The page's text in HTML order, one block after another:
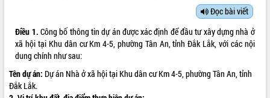
SỞ, BAN, NGÀNH
UBND CÁC XÃ, PHƯỜNG
THÔNG TIN CHỈ ĐẠO ĐIỀU HÀNH
Đọc bài viết
Điều 1.Công bố thông tin dự án được xác định để đầu tư xây dựng nhà ở
xã hội tại Khu dân cư Km 4-5, phường Tân An, tỉnh Đắk Lắk, với các nội
dung chính như sau:
Tên dự án: Dự án Nhà ở xã hội tại Khu dân cư Km 4-5, phường Tân An, tỉnh
Đắk Lắk.